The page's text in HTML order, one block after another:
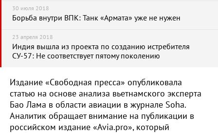
30 июля 2018
Борьба внутри ВПК: Танк «Армата» уже не нужен
23 апреля 2018
Индия вышла из проекта по созданию истребителя
СУ-57: Не соответствует пятому поколению
Издание «Свободная пресса» опубликовала
статью на основе анализа вьетнамского эксперта
Бао Лама в области авиации в журнале Soha.
Аналитик обращает внимание на публикации в
российском издание «Avia.pro», который